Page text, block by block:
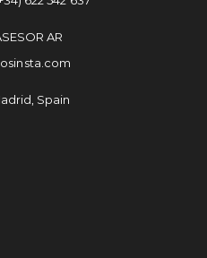
AR
Spain